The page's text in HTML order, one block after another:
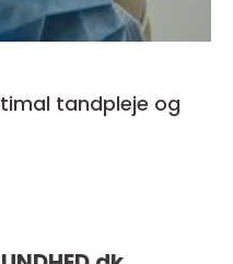
tandpleje og